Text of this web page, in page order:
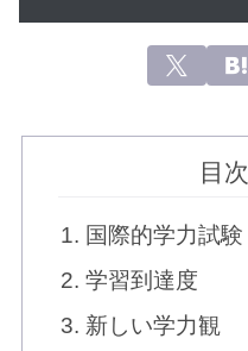
目次
国際的学力試験
学習到達度
新しい学力観